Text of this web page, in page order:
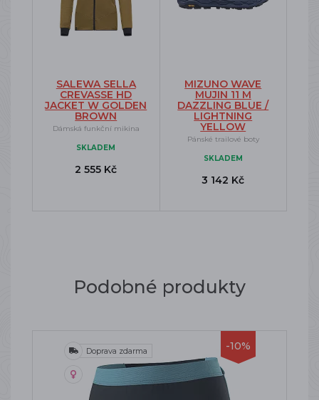
SALEWA SELLA
CREVASSE HD
JACKET W GOLDEN
BROWN
Dámská funkční mikina
SKLADEM
2 555 Kč
MIZUNO WAVE
MUJIN 11 M
DAZZLING BLUE /
LIGHTNING
YELLOW
Pánské trailové boty
SKLADEM
3 142 Kč
Podobné produkty
-10%
Doprava zdarma